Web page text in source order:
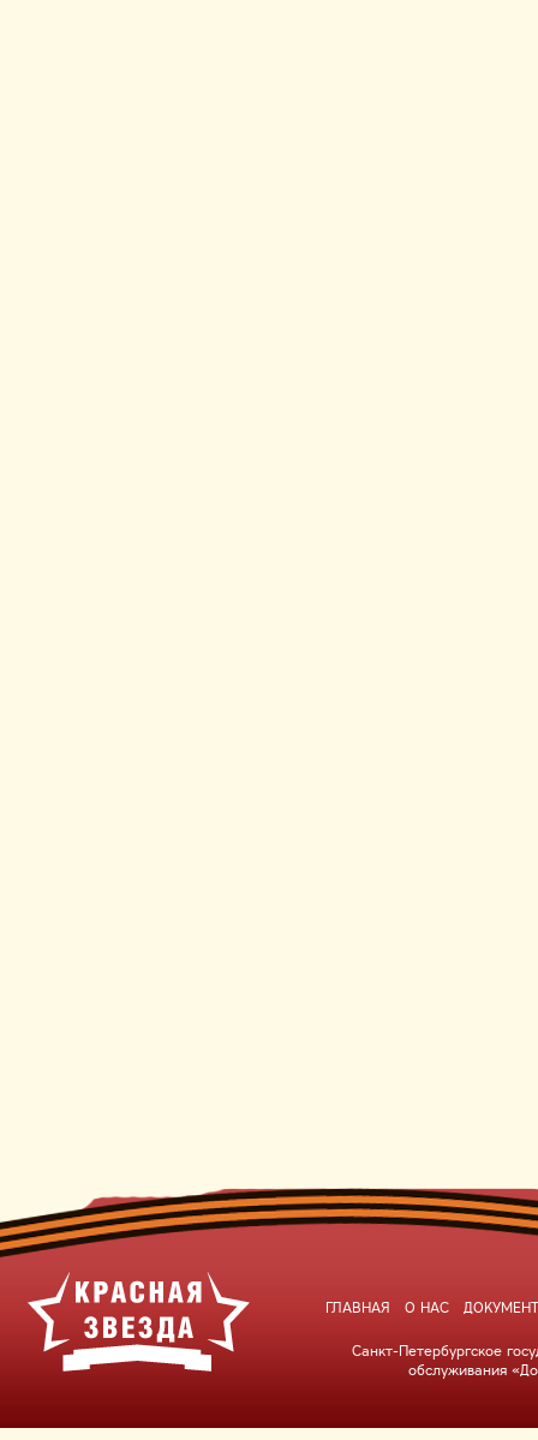
ГЛАВНАЯ О НАС
Санкт-Петербургское
обслуживания